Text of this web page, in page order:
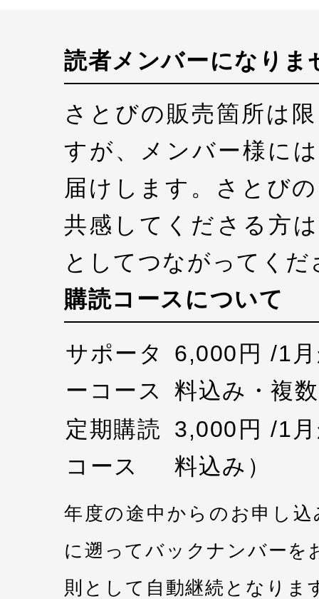
読者メンバーになりま
さとびの販売箇所は
すが、メンバー様に
届けします。さとび
共感してくださる方
としてつながってくだ
購読コースについて
サポータ
ーコース
6,000円 /1
料込み・複
定期購読
コース
3,000円 /1
料込み）
年度の途中からのお申し
に遡ってバックナンバーを
則として自動継続となりま